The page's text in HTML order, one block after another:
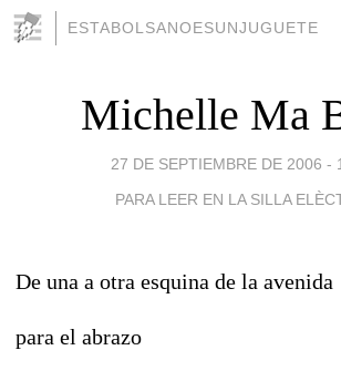
ESTABOLSANOESUNJUGUETE
Michelle Ma
27 DE SEPTIEMBRE DE 2006 -
PARA LEER EN LA SILLA
De una a otra esquina de la avenida
para el abrazo